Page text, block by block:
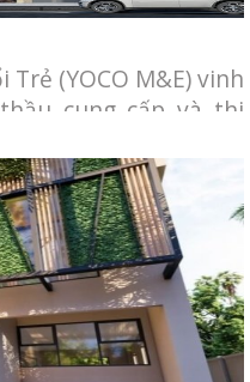
(YOCO M&E) vinh
cung cấp và thi
ty TNHH MTV
Địa điểm: 172-174
5, Tp.HCM Qui